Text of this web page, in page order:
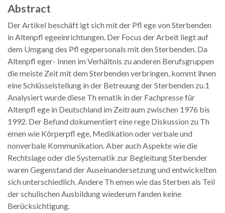
Abstract
Der Artikel beschäft igt sich mit der Pfl ege von Sterbenden
in Altenpfl egeeinrichtungen. Der Focus der Arbeit liegt auf
dem Umgang des Pfl egepersonals mit den Sterbenden. Da
Altenpfl eger- Innen im Verhältnis zu anderen Berufsgruppen
die meiste Zeit mit dem Sterbenden verbringen, kommt ihnen
eine Schlüsselstellung in der Betreuung der Sterbenden zu.1
Analysiert wurde diese Th ematik in der Fachpresse für
Altenpfl ege in Deutschland im Zeitraum zwischen 1976 bis
1992. Der Befund dokumentiert eine rege Diskussion zu Th
emen wie Körperpfl ege, Medikation oder verbale und
nonverbale Kommunikation. Aber auch Aspekte wie die
Rechtslage oder die Systematik zur Begleitung Sterbender
waren Gegenstand der Auseinandersetzung und entwickelten
sich unterschiedlich. Andere Th emen wie das Sterben als Teil
der schulischen Ausbildung wiederum fanden keine
Berücksichtigung.